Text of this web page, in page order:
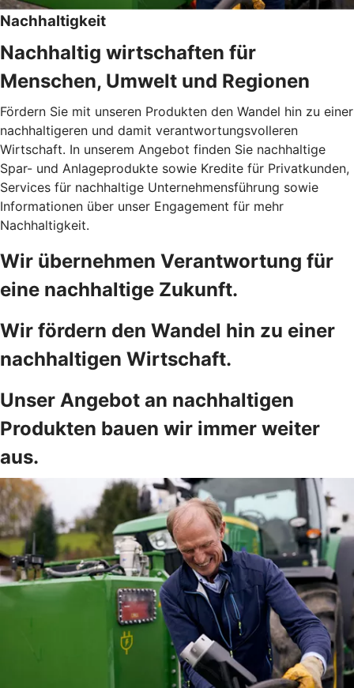
Nachhaltigkeit
Nachhaltig wirtschaften für
Menschen, Umwelt und Regionen
Fördern Sie mit unseren Produkten den Wandel hin zu einer
nachhaltigeren und damit verantwortungsvolleren
Wirtschaft. In unserem Angebot finden Sie nachhaltige
Spar- und Anlageprodukte sowie Kredite für Privatkunden,
Services für nachhaltige Unternehmensführung sowie
Informationen über unser Engagement für mehr
Nachhaltigkeit.
Wir übernehmen Verantwortung für
eine nachhaltige Zukunft.
Wir fördern den Wandel hin zu einer
nachhaltigen Wirtschaft.
Unser Angebot an nachhaltigen
Produkten bauen wir immer weiter
aus.